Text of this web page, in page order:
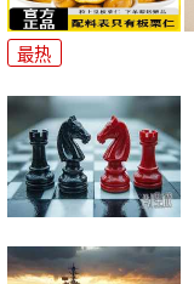
最热